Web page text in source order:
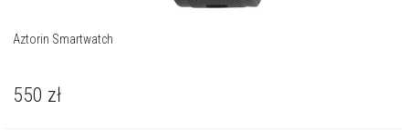
Aztorin Smartwatch
550 zł